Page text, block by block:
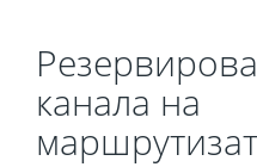
канала на